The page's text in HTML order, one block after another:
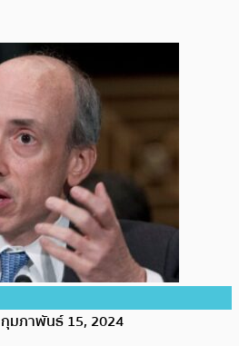
กุมภาพันธ์ 15, 2024